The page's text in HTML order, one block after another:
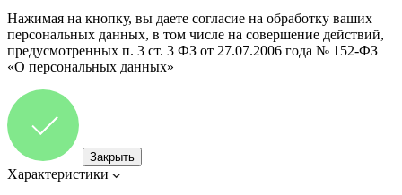
Нажимая на кнопку, вы даете согласие на обработку ваших
персональных данных, в том числе на совершение действий,
предусмотренных п. 3 ст. 3 ФЗ от 27.07.2006 года № 152-ФЗ
«О персональных данных»
Закрыть
Характеристики